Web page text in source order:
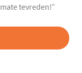
tevreden!”